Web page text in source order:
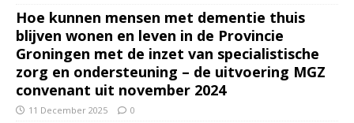
Hoe kunnen mensen met dementie thuis
blijven wonen en leven in de Provincie
Groningen met de inzet van specialistische
zorg en ondersteuning – de uitvoering MGZ
convenant uit november 2024
11 December 2025 0